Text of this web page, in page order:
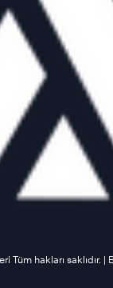
Tüm hakları saklıdır. |